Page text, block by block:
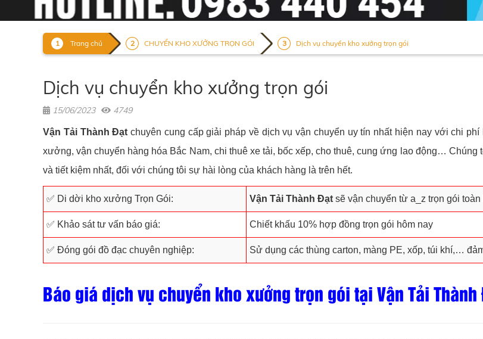
Trang chủ CHUYỂN KHO XƯỞNG TRỌN GÓI Dịch vụ chuyển kho xưởng trọn gói
Dịch vụ chuyển kho xưởng trọn gói
15/06/2023 4749
Vận Tải Thành Đạt chuyên cung cấp giải pháp về dịch vụ vận chuyển uy tín nhất hiện nay với chi
xưởng, vận chuyển hàng hóa Bắc Nam, chi thuê xe tải, bốc xếp, cho thuê, cung ứng lao động…
và tiết kiệm nhất, đối với chúng tôi sự hài lòng của khách hàng là trên hết.
✅ Di dời kho xưởng Trọn Gói: Vận Tải Thành Đạt sẽ vận chuyển từ a_z trọn gói
✅ Khảo sát tư vấn báo giá: Chiết khấu 10% hợp đồng trọn gói hôm nay
✅ Đóng gói đồ đạc chuyên nghiệp: Sử dụng các thùng carton, màng PE, xốp, túi khí,…
Báo giá dịch vụ chuyển kho xưởng trọn gói tại Vận Tải